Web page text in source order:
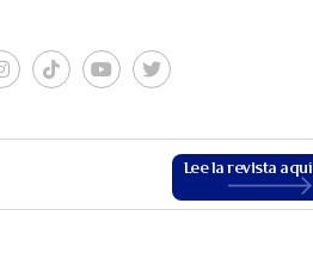
Lee la revista aquí